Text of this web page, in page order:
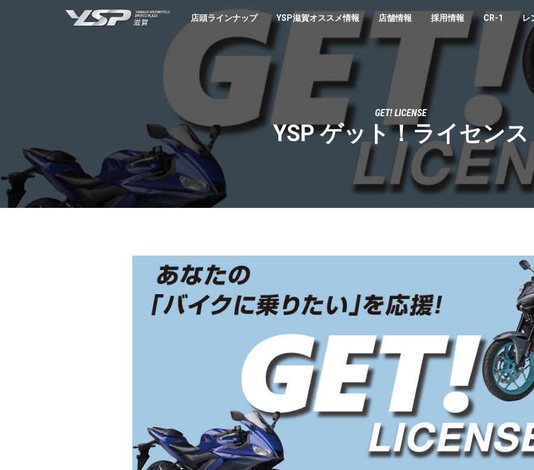
YSP滋賀店頭ラインナップ YSP滋賀オススメ情報 店舗情報 採用情報 CR-1 レ
GET! LICENSE
YSP ゲット！ライセンス